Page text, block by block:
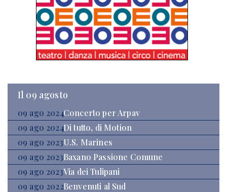
Il 09 agosto
09 ago 2024Concerto per Arpav
09 ago 2024Di tutto, di Motion
09 ago 2023U.S. Marines
09 ago 2023Baxano Passione Comune
09 ago 2023Via dei Tulipani
09 ago 2022Benvenuti al Sud